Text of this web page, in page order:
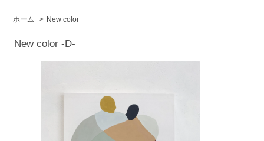
ホーム > New color
New color -D-